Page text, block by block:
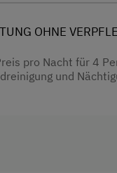
OHNE
pro Nacht für 4
und